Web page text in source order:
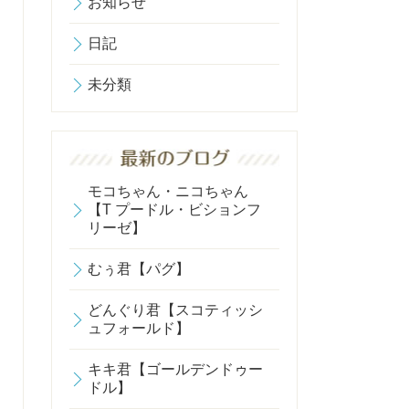
日記
未分類
モコちゃん・ニコちゃん
【T プードル・ビションフ
リーゼ】
むぅ君【パグ】
どんぐり君【スコティッシ
ュフォールド】
キキ君【ゴールデンドゥー
ドル】